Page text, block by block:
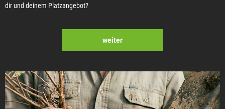
dir und deinem Platzangebot?
weiter